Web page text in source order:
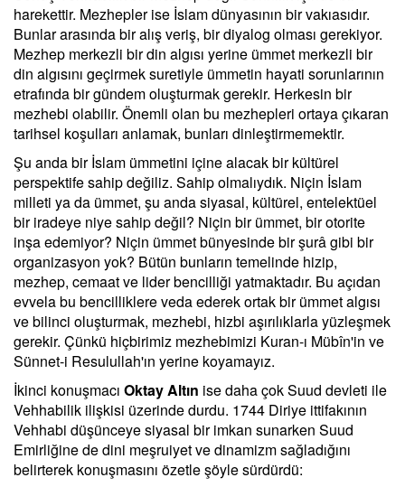
harekettir. Mezhepler ise İslam dünyasının bir vakıasıdır.
Bunlar arasında bir alış veriş, bir diyalog olması gerekiyor.
Mezhep merkezli bir din algısı yerine ümmet merkezli bir
din algısını geçirmek suretiyle ümmetin hayati sorunlarının
etrafında bir gündem oluşturmak gerekir. Herkesin bir
mezhebi olabilir. Önemli olan bu mezhepleri ortaya çıkaran
tarihsel koşulları anlamak, bunları dinleştirmemektir.
Şu anda bir İslam ümmetini içine alacak bir kültürel
perspektife sahip değiliz. Sahip olmalıydık. Niçin İslam
milleti ya da ümmet, şu anda siyasal, kültürel, entelektüel
bir iradeye niye sahip değil? Niçin bir ümmet, bir otorite
inşa edemiyor? Niçin ümmet bünyesinde bir şurâ gibi bir
organizasyon yok? Bütün bunların temelinde hizip,
mezhep, cemaat ve lider bencilliği yatmaktadır. Bu açıdan
evvela bu bencilliklere veda ederek ortak bir ümmet algısı
ve bilinci oluşturmak, mezhebi, hizbi aşırılıklarla yüzleşmek
gerekir. Çünkü hiçbirimiz mezhebimizi Kuran-ı Mübîn'in ve
Sünnet-i Resulullah'ın yerine koyamayız.
İkinci konuşmacı Oktay Altın ise daha çok Suud devleti ile
Vehhabilik ilişkisi üzerinde durdu. 1744 Diriye ittifakının
Vehhabi düşünceye siyasal bir imkan sunarken Suud
Emirliğine de dini meşruiyet ve dinamizm sağladığını
belirterek konuşmasını özetle şöyle sürdürdü: